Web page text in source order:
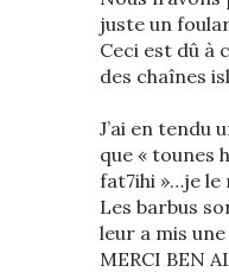
juste un
Ceci est dû à
des chaînes
J’ai en tendu
que « tounes
fat7ihi »…je le
Les barbus
leur a mis
MERCI BEN